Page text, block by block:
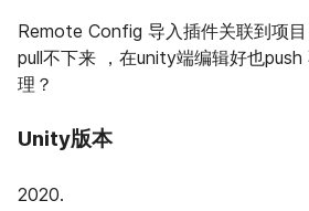
Remote Config 导入插件关联到项
pull不下来 ，在unity端编辑好也
理？
Unity版本
2020.